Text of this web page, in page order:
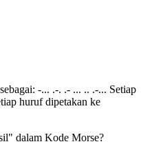
-... .-. .- ... .. .-... Setiap
huruf dipetakan ke
dalam Kode Morse?